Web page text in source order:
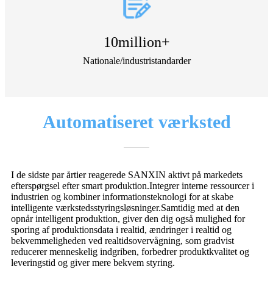
10million+
Nationale/industristandarder
Automatiseret værksted
I de sidste par årtier reagerede SANXIN aktivt på markedets
efterspørgsel efter smart produktion.Integrer interne ressourcer i
industrien og kombiner informationsteknologi for at skabe
intelligente værkstedsstyringsløsninger.Samtidig med at den
opnår intelligent produktion, giver den dig også mulighed for
sporing af produktionsdata i realtid, ændringer i realtid og
bekvemmeligheden ved realtidsovervågning, som gradvist
reducerer menneskelig indgriben, forbedrer produktkvalitet og
leveringstid og giver mere bekvem styring.